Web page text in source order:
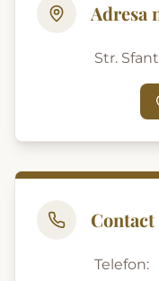
Adresa
Str.
Contact
Telefon: